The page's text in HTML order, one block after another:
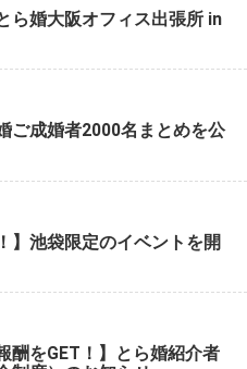
ら婚大阪オフィス出張所 in
ご成婚者2000名まとめを公
】池袋限定のイベントを開
酬をGET！】とら婚紹介者